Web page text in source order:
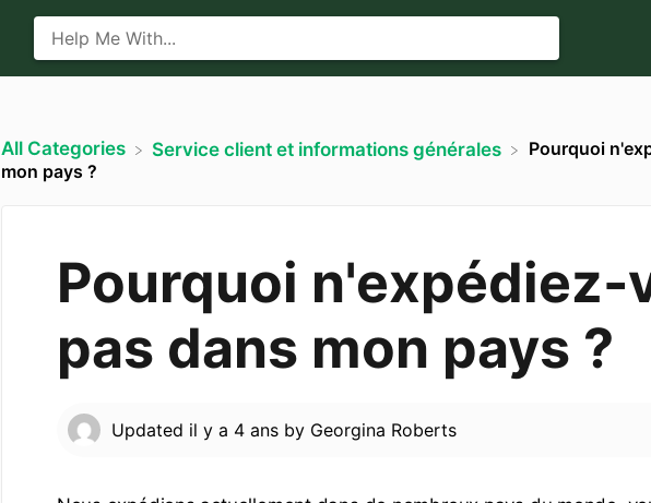
All Categories ​Service client et informations générales
Pourquoi
mon pays ?
Pourquoi n'expédiez-
pas dans mon pays ?
Updated il y a 4 ans by Georgina Roberts